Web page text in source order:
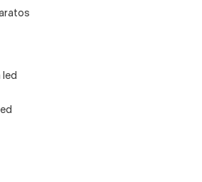
entre una
baño. Te recomendamos que
para evitar golpes
led